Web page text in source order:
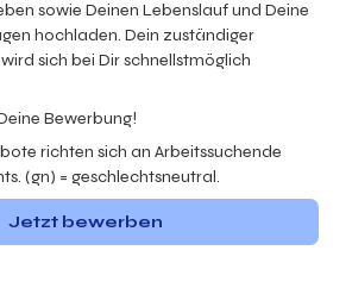
sowie Deinen Lebenslauf und Deine
hochladen. Dein zuständiger
sich bei Dir schnellstmöglich
Bewerbung!
richten sich an Arbeitssuchende
(gn) = geschlechtsneutral.
Jetzt bewerben